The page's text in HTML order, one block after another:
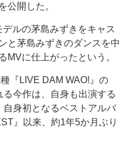
公開した。
ルの茅島みずきをキャス
と茅島みずきのダンスを中
MVに仕上がったという。
『LIVE DAM WAO!』の
今作は、自身も出演する
身初となるベストアルバ
』以来、約1年5か月ぶり